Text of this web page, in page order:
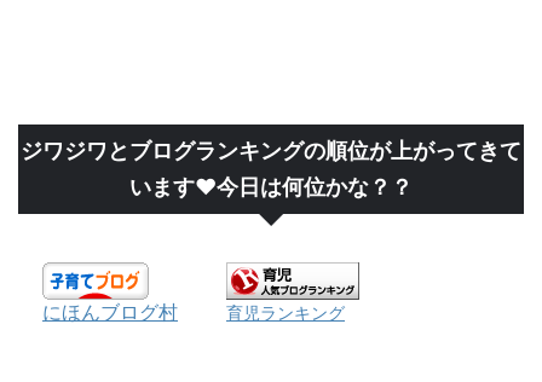
ジワジワとブログランキングの順位が上がってきて
います❤今日は何位かな？？
にほんブログ村 育児ランキング